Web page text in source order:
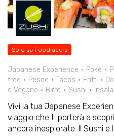
Solo su Foodracers
Japanese Experience Pokè
free
Pesce Tacos Fritti
e Vegano
Birre Sushi
Vivi la tua Japanese
viaggio che ti porterà a
ancora inesplorate. Il Sushi e